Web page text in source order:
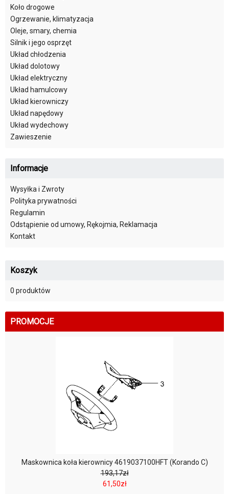
Koło drogowe
Ogrzewanie, klimatyzacja
Oleje, smary, chemia
Silnik i jego osprzęt
Układ chłodzenia
Układ dolotowy
Układ elektryczny
Układ hamulcowy
Układ kierowniczy
Układ napędowy
Układ wydechowy
Zawieszenie
Informacje
Wysyłka i Zwroty
Polityka prywatności
Regulamin
Odstąpienie od umowy, Rękojmia, Reklamacja
Kontakt
Koszyk
0 produktów
PROMOCJE
Maskownica koła kierownicy 4619037100HFT (Korando C)
193,17zł
61,50zł